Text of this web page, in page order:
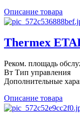
Описание товара
Thermex
Реком. площадь
Вт Тип управления
Дополнительные
Описание товара